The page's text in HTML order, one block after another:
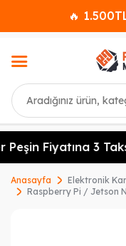
🔥
Ara
Fiyatına 3
Anasayfa Elektronik
Raspberry Pi / Jetson